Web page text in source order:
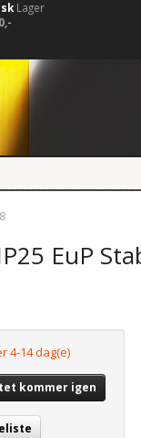
Lager
EuP
4-14 dag(e)
kommer igen